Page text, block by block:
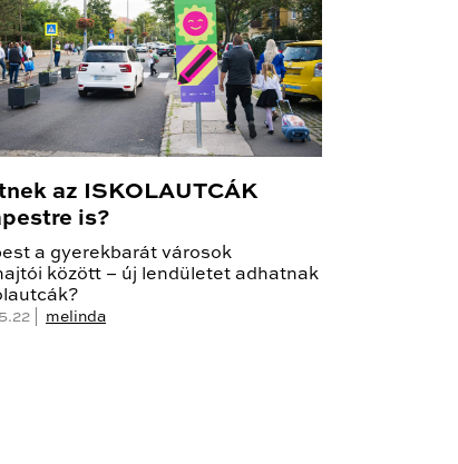
az ISKOLAUTCÁK
is?
a gyerekbarát városok
között – új lendületet adhatnak
| melinda